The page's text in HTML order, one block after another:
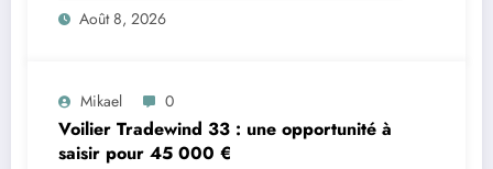
Août 8, 2026
Mikael 0
Voilier Tradewind 33 : une opportunité à
saisir pour 45 000 €